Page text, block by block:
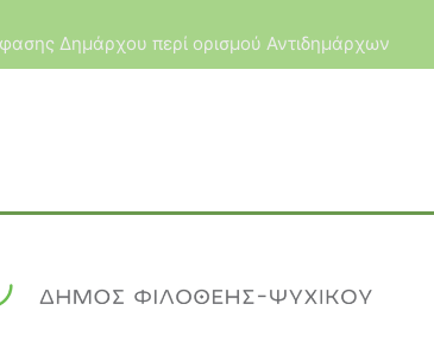
Δημάρχου περί ορισμού Αντιδημάρχων